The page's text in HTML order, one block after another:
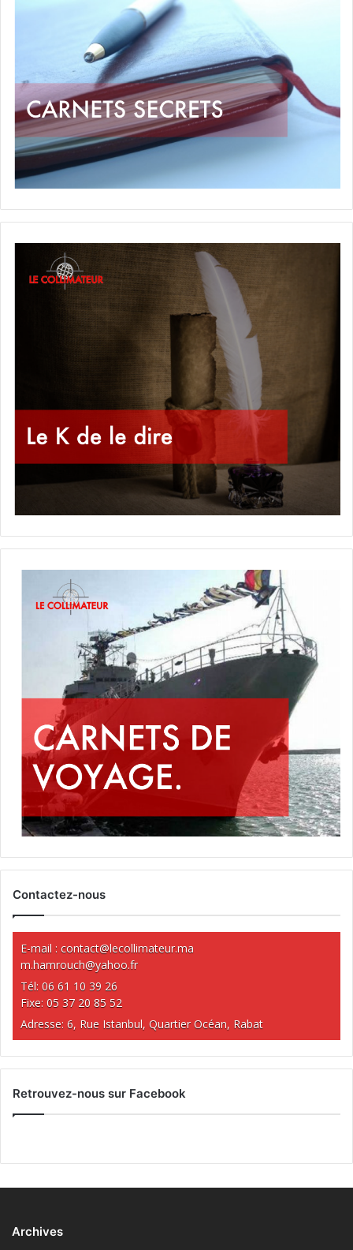
Contactez-nous
E-mail : contact@lecollimateur.ma
m.hamrouch@yahoo.fr
Tél: 06 61 10 39 26
Fixe: 05 37 20 85 52
Adresse: 6, Rue Istanbul, Quartier Océan, Rabat
Retrouvez-nous sur Facebook
Archives